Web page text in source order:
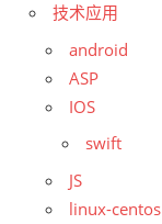
技术应用
android
ASP
IOS
swift
JS
linux-centos